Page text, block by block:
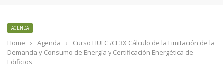
AGENDA
Home › Agenda ›
Curso HULC /CE3X Cálculo de la Limitación de la
Demanda y Consumo de Energía y Certificación Energética de
Edificios